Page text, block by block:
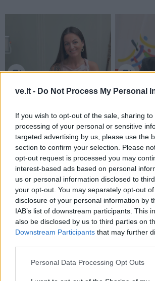
ve.lt - Do Not Process My Personal
If you wish to opt-out of the sale, sharing
processing of your personal or sensitive
targeted advertising by us, please use the
section to confirm your selection. Please
opt-out request is processed you may
interest-based ads based on personal
us or personal information disclosed to
your opt-out. You may separately opt-out
disclosure of your personal information by
IAB’s list of downstream participants. This
also be disclosed by us to third parties on
Downstream Participants that may further
Personal Data Processing Opt Outs
Į Klaipėdą iš emigracijos
įvardijo didžiausią savo
norą
Jūros
užtenka
Šiuo metu skaitomiausi
Aiškiaregės
katastrofišką karo
Ukrainoje
istorijoje“